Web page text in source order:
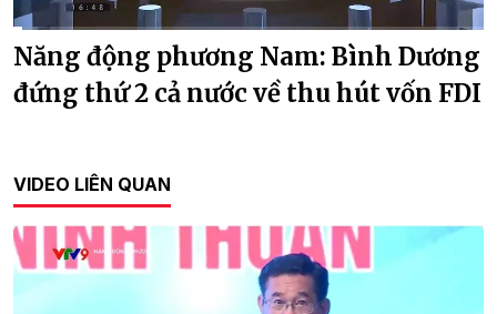
Duration
14:49
Năng động phương Nam: Bình Dương
đứng thứ 2 cả nước về thu hút vốn FDI
VIDEO LIÊN QUAN